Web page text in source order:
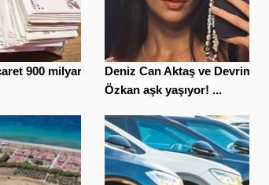
900 milyar
Deniz Can Aktaş ve Devrim
Özkan aşk yaşıyor! ...